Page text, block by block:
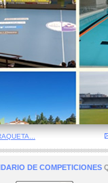
DE COMPETICIONES